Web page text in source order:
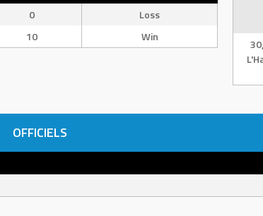
0
Loss
10 Win
OFFICIELS